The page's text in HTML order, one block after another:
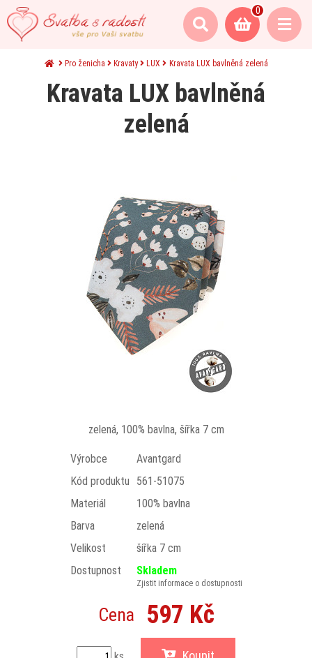
0
Pro ženicha Kravaty LUX Kravata LUX bavlněná zelená
Kravata LUX bavlněná
zelená
zelená, 100% bavlna, šířka 7 cm
Výrobce
Avantgard
Kód produktu
561-51075
Materiál
100% bavlna
Barva
zelená
Velikost
šířka 7 cm
Dostupnost
Skladem
Zjistit informace o dostupnosti
Cena 597 Kč